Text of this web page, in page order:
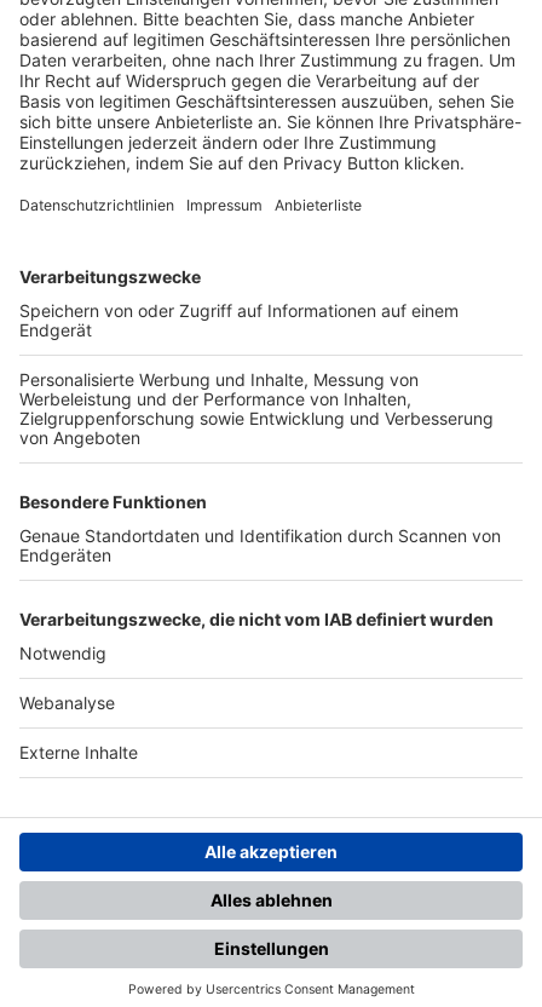
BFV-Geschäftsstellen
Trainerbörse
Login SpielPlus
FOLGE DEM BFV
TOP-VEREINE
TOP-PARTNER
Nutzungsbedingungen Datenschutz Impressum